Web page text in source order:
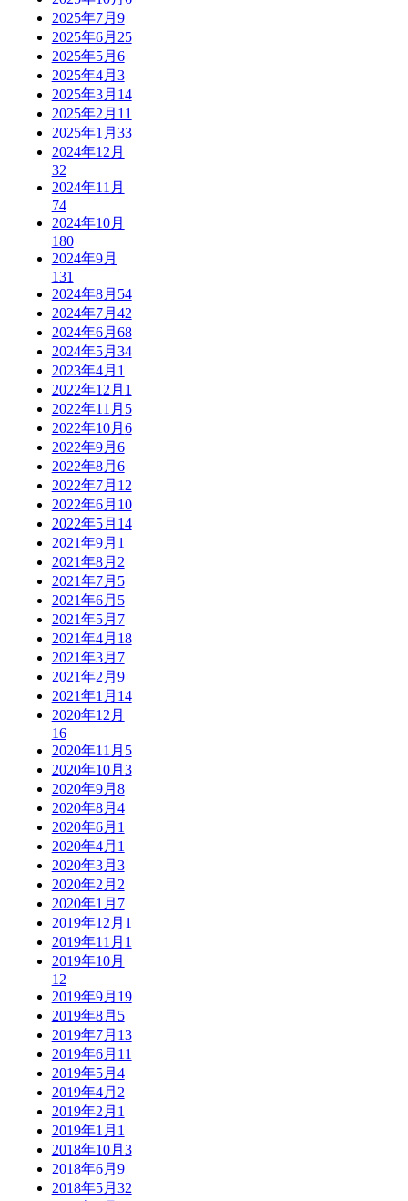
2025年7月 9
2025年6月 25
2025年5月 6
2025年4月 3
2025年3月 14
2025年2月 11
2025年1月 33
2024年12月
32
2024年11月
74
2024年10月
180
2024年9月
131
2024年8月 54
2024年7月 42
2024年6月 68
2024年5月 34
2023年4月 1
2022年12月 1
2022年11月 5
2022年10月 6
2022年9月 6
2022年8月 6
2022年7月 12
2022年6月 10
2022年5月 14
2021年9月 1
2021年8月 2
2021年7月 5
2021年6月 5
2021年5月 7
2021年4月 18
2021年3月 7
2021年2月 9
2021年1月 14
2020年12月
16
2020年11月 5
2020年10月 3
2020年9月 8
2020年8月 4
2020年6月 1
2020年4月 1
2020年3月 3
2020年2月 2
2020年1月 7
2019年12月 1
2019年11月 1
2019年10月
12
2019年9月 19
2019年8月 5
2019年7月 13
2019年6月 11
2019年5月 4
2019年4月 2
2019年2月 1
2019年1月 1
2018年10月 3
2018年6月 9
2018年5月 32